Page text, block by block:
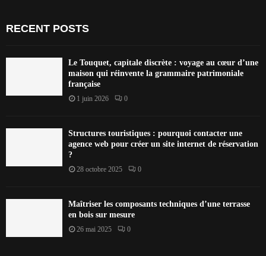
RECENT POSTS
Le Touquet, capitale discrète : voyage au cœur d’une
maison qui réinvente la grammaire patrimoniale
française
1 juin 2026 0
Structures touristiques : pourquoi contacter une
agence web pour créer un site internet de réservation
?
28 octobre 2025 0
Maîtriser les composants techniques d’une terrasse
en bois sur mesure
26 mai 2025 0